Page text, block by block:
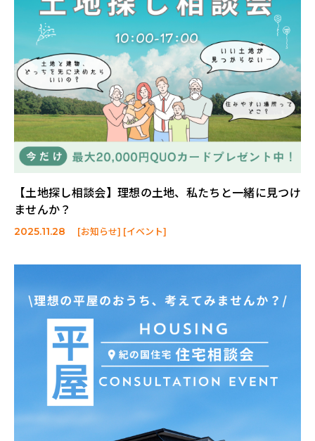
【土地探し相談会】理想の土地、私たちと一緒に見つけ
ませんか？
2025.11.28 [お知らせ] [イベント]